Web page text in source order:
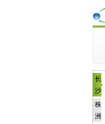
长
沙
株
洲